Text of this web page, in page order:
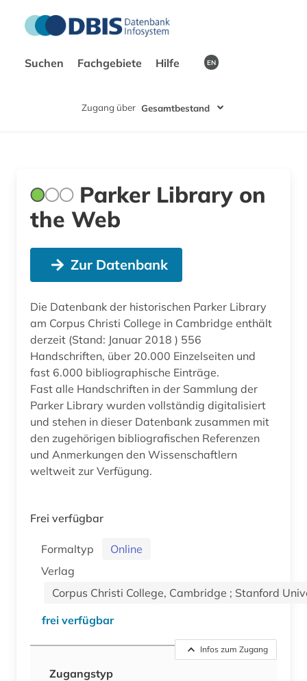
Suchen Fachgebiete Hilfe EN
Zugang über Gesamtbestand
Parker Library on
the Web
Zur Datenbank
Die Datenbank der historischen Parker Library
am Corpus Christi College in Cambridge enthält
derzeit (Stand: Januar 2018 ) 556
Handschriften, über 20.000 Einzelseiten und
fast 6.000 bibliographische Einträge.
Fast alle Handschriften in der Sammlung der
Parker Library wurden vollständig digitalisiert
und stehen in dieser Datenbank zusammen mit
den zugehörigen bibliografischen Referenzen
und Anmerkungen den Wissenschaftlern
weltweit zur Verfügung.
Frei verfügbar
Formaltyp
Online
Verlag
Corpus Christi College, Cambridge ; Stanford
frei verfügbar
Infos zum Zugang
Zugangstyp